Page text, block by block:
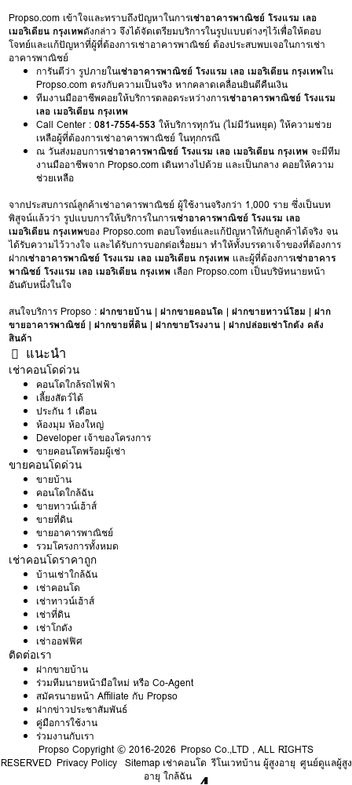
Propso.com เข้าใจและทราบถึงปัญหาในการเช่าอาคารพาณิชย์ โรงแรม เลอ
เมอริเดียน กรุงเทพดังกล่าว จึงได้จัดเตรียมบริการในรูปแบบต่างๆไว้เพื่อให้ตอบ
โจทย์และแก้ปัญหาที่ผู้ที่ต้องการเช่าอาคารพาณิชย์ ต้องประสบพบเจอในการเช่า
อาคารพาณิชย์
การันตีว่า รูปภายในเช่าอาคารพาณิชย์ โรงแรม เลอ เมอริเดียน กรุงเทพใน
Propso.com ตรงกับความเป็นจริง หากคลาดเคลื่อนยินดีคืนเงิน
ทีมงานมืออาชีพคอยให้บริการตลอดระหว่างการเช่าอาคารพาณิชย์ โรงแรม
เลอ เมอริเดียน กรุงเทพ
Call Center :081-7554-553 ให้บริการทุกวัน (ไม่มีวันหยุด) ให้ความช่วย
เหลือผู้ที่ต้องการเช่าอาคารพาณิชย์ ในทุกกรณี
ณ วันส่งมอบการเช่าอาคารพาณิชย์ โรงแรม เลอ เมอริเดียน กรุงเทพ จะมีทีม
งานมืออาชีพจาก Propso.com เดินทางไปด้วย และเป็นกลาง คอยให้ความ
ช่วยเหลือ
จากประสบการณ์ลูกค้าเช่าอาคารพาณิชย์ ผู้ใช้งานจริงกว่า 1,000 ราย ซึ่งเป็นบท
พิสูจน์แล้วว่า รูปแบบการให้บริการในการเช่าอาคารพาณิชย์ โรงแรม เลอ
เมอริเดียน กรุงเทพของ Propso.com ตอบโจทย์และแก้ปัญหาให้กับลูกค้าได้จริง จน
ได้รับความไว้วางใจ และได้รับการบอกต่อเรื่อยมา ทำให้ทั้งบรรดาเจ้าของที่ต้องการ
ฝากเช่าอาคารพาณิชย์ โรงแรม เลอ เมอริเดียน กรุงเทพ และผู้ที่ต้องการเช่าอาคาร
พาณิชย์ โรงแรม เลอ เมอริเดียน กรุงเทพ เลือก Propso.com เป็นบริษัทนายหน้า
อันดับหนึ่งในใจ
สนใจบริการ Propso :ฝากขายบ้าน |ฝากขายคอนโด |ฝากขายทาวน์โฮม |ฝาก
ขายอาคารพาณิชย์ |ฝากขายที่ดิน |ฝากขายโรงงาน |ฝากปล่อยเช่าโกดัง คลัง
สินค้า
แนะนำ
เช่าคอนโดด่วน
คอนโดใกล้รถไฟฟ้า
เลี้ยงสัตว์ได้
ประกัน 1 เดือน
ห้องมุม ห้องใหญ่
Developer เจ้าของโครงการ
ขายคอนโดพร้อมผู้เช่า
ขายคอนโดด่วน
ขายบ้าน
คอนโดใกล้ฉัน
ขายทาวน์เฮ้าส์
ขายที่ดิน
ขายอาคารพาณิชย์
รวมโครงการทั้งหมด
เช่าคอนโดราคาถูก
บ้านเช่าใกล้ฉัน
เช่าคอนโด
เช่าทาวน์เฮ้าส์
เช่าที่ดิน
เช่าโกดัง
เช่าออฟฟิศ
ติดต่อเรา
ฝากขายบ้าน
ร่วมทีมนายหน้ามือใหม่ หรือ Co-Agent
สมัครนายหน้า Affiliate กับ Propso
ฝากข่าวประชาสัมพันธ์
คู่มือการใช้งาน
ร่วมงานกับเรา
Propso Copyright © 2016-2026 Propso Co.,LTD , ALL RIGHTS
RESERVED Privacy Policy Sitemap เช่าคอนโด รีโนเวทบ้าน ผู้สูงอายุ ศูนย์ดูแลผู้สูง
อายุ ใกล้ฉัน